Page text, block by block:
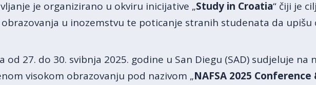
je organizirano u okviru inicijative „Study in Croatia“ čiji je
u inozemstvu te poticanje stranih studenata da
od 27. do 30. svibnja 2025. godine u San Diegu (SAD) sudjeluje na
visokom obrazovanju pod nazivom „NAFSA 2025 Conference